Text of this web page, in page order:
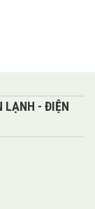
LẠNH - ĐIỆN